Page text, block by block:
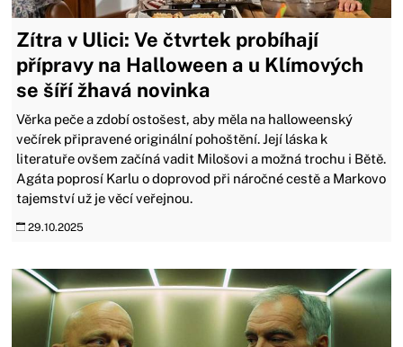
Zítra v Ulici: Ve čtvrtek probíhají
přípravy na Halloween a u Klímových
se šíří žhavá novinka
Věrka peče a zdobí ostošest, aby měla na halloweenský
večírek připravené originální pohoštění. Její láska k
literatuře ovšem začíná vadit Milošovi a možná trochu i Bětě.
Agáta poprosí Karlu o doprovod při náročné cestě a Markovo
tajemství už je věcí veřejnou.
29.10.2025